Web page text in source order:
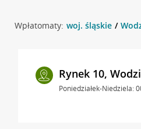
Wpłatomaty: woj. śląskie
Rynek 10,
Poniedziałek-Niedziela: